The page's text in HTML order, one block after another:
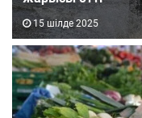
15 шілде 2025